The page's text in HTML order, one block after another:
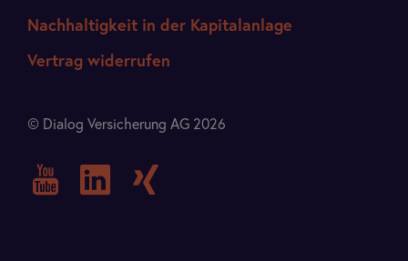
Nachhaltigkeit in der Kapitalanlage
Vertrag widerrufen
© Dialog Versicherung AG 2026